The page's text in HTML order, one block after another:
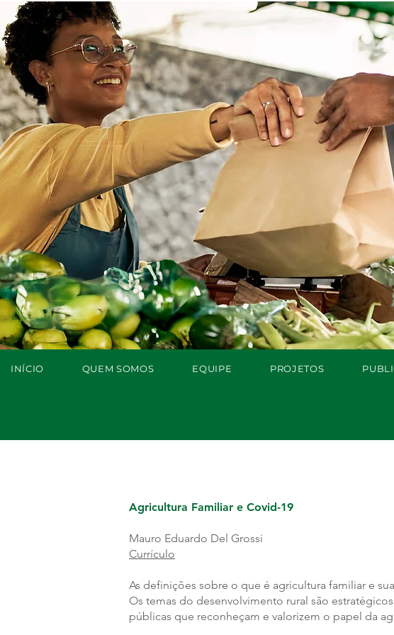
INÍCIO QUEM SOMOS EQUIPE PROJETOS
Agricultura Familiar e Covid-19
Mauro Eduardo Del Grossi
Currículo
As definições sobre o que é agricultura familiar e
Os temas do desenvolvimento rural são
públicas que reconheçam e valorizem o papel da